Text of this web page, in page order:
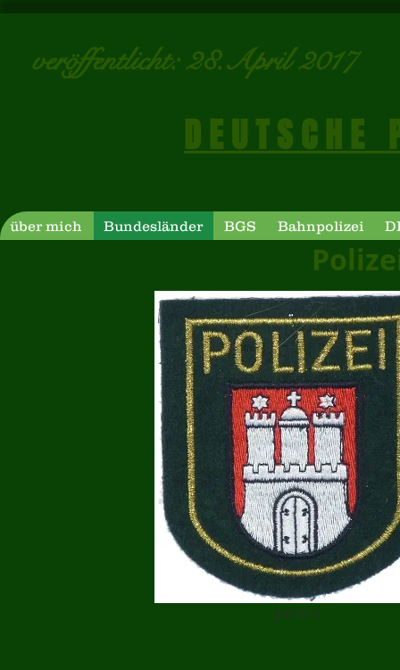
veröffentlicht:
D E U T S C H E
über mich Bundesländer BGS Bahnpolizei
gestickt